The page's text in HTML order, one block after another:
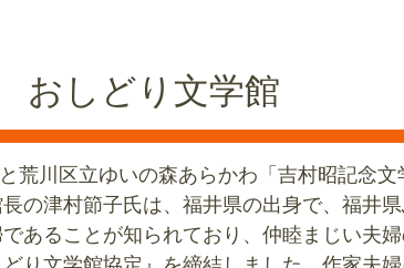
おしどり文学館
荒川区立ゆいの森あらかわ「吉村昭記念
の津村節子氏は、福井県の出身で、福井
あることが知られており、仲睦まじい夫